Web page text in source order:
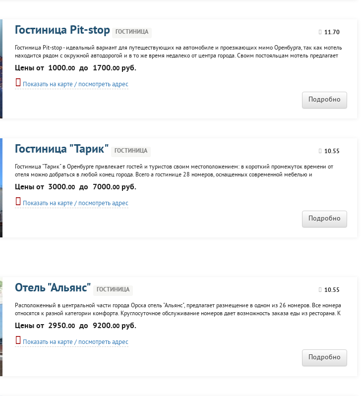
11.70
Гостиница Pit-stop ГОСТИНИЦА
Гостиница Pit-stop - идеальный вариант для путеществующих на автомобиле и проезжающих мимо Оренбурга, так как мотель
находится рядом с окружной автодорогой и в то же время недалеко от центра города. Своим постояльцам мотель предлагает
разместиться в уютных одноместных, двухместных номерах со всеми удобствами.
Цены от 1000.00 до 1700.00руб.
Показать на карте / посмотреть адрес
Подробно
10.55
Гостиница "Тарик" ГОСТИНИЦА
Гостиница "Тарик" в Оренбурге привлекает гостей и туристов своим местоположением: в короткий промежуток времени от
отеля можно добраться в любой конец города. Всего а гостинице 28 номеров, оснащенных современной мебелью и
сантехникой. К услугам постояльцев: ресторан, кафе, vip зал, конференц-зал, SPA-центр, ногтевая студия, бассейн, тренажерный
зал.
Цены от 3000.00 до 7000.00руб.
Показать на карте / посмотреть адрес
Подробно
10.55
Отель "Альянс" ГОСТИНИЦА
Расположенный в центральной части города Орска отель "Альянс", предлагает размещение в одном из 26 номеров. Все номера
относятся к разной категории комфорта. Круглосуточное обслуживание номеров дает возможность заказа еды из ресторана. К
услугам гостей: ресторан, бар, сауна, экскурсионное сопровождение.
Цены от 2950.00 до 9200.00руб.
Показать на карте / посмотреть адрес
Подробно